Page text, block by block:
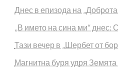
Днес в епизода на
„В името на сина ми“ днес:
Тази вечер в „Шербет от
Магнитна буря удря